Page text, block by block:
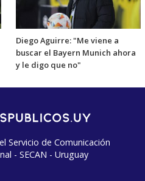
Diego Aguirre: "Me viene a
buscar el Bayern Munich ahora
y le digo que no"
Servicio de Comunicación
- SECAN - Uruguay